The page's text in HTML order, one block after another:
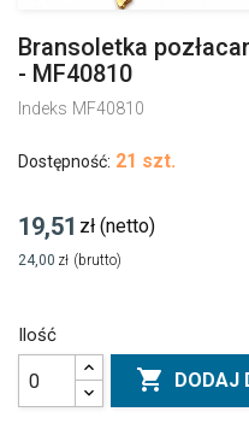
Bransoletka
- MF40810
Indeks MF40810
Dostępność: 21 szt.
19,51 zł (netto)
24,00 zł (brutto)
Ilość
 DODAJ